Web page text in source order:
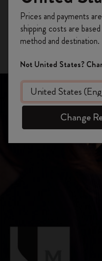
de remise ainsi
sur votre première
code
Créez un compte
offres exclusives,
membres et
Créer
Prices and payments
shipping costs are
method and destination.
Not United States?
Change